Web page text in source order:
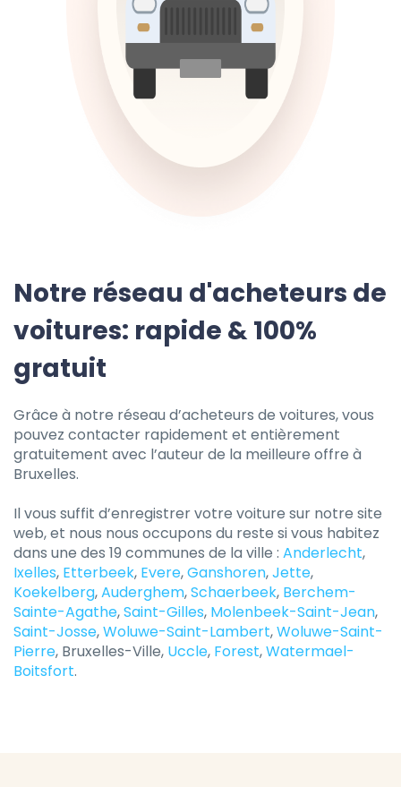
Notre réseau d'acheteurs de
voitures: rapide & 100%
gratuit
Grâce à notre réseau d’acheteurs de voitures, vous
pouvez contacter rapidement et entièrement
gratuitement avec l’auteur de la meilleure offre à
Bruxelles.
Il vous suffit d’enregistrer votre voiture sur notre site
web, et nous nous occupons du reste si vous habitez
dans une des 19 communes de la ville : Anderlecht,
Ixelles, Etterbeek, Evere,Ganshoren,Jette,
Koekelberg,Auderghem,Schaerbeek, Berchem-
Sainte-Agathe,Saint-Gilles, Molenbeek-Saint-Jean,
Saint-Josse,Woluwe-Saint-Lambert,Woluwe-Saint-
Pierre, Bruxelles-Ville, Uccle, Forest,Watermael-
Boitsfort.